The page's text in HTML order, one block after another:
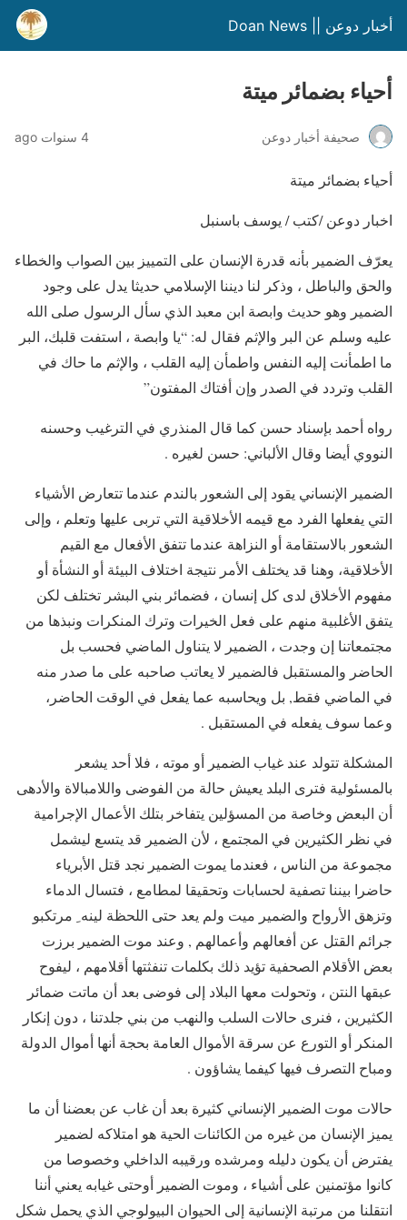
أخبار دوعن || Doan News
أحياء بضمائر ميتة
صحيفة أخبار دوعن 4 سنوات ago
أحياء بضمائر ميتة
اخبار دوعن /كتب / يوسف باسنبل
يعرّف الضمير بأنه قدرة الإنسان على التمييز بين الصواب والخطاء
والحق والباطل ، وذكر لنا ديننا الإسلامي حديثا يدل على وجود
الضمير وهو حديث وابصة ابن معبد الذي سأل الرسول صلى الله
عليه وسلم عن البر والإثم فقال له: “يا وابصة ، استفت قلبك، البر
ما اطمأنت إليه النفس واطمأن إليه القلب ، والإثم ما حاك في
القلب وتردد في الصدر وإن أفتاك المفتون”
رواه أحمد بإسناد حسن كما قال المنذري في الترغيب وحسنه
النووي أيضا وقال الألباني: حسن لغيره .
الضمير الإنساني يقود إلى الشعور بالندم عندما تتعارض الأشياء
التي يفعلها الفرد مع قيمه الأخلاقية التي تربى عليها وتعلم ، وإلى
الشعور بالاستقامة أو النزاهة عندما تتفق الأفعال مع القيم
الأخلاقية، وهنا قد يختلف الأمر نتيجة اختلاف البيئة أو النشأة أو
مفهوم الأخلاق لدى كل إنسان ، فضمائر بني البشر تختلف لكن
يتفق الأغلبية منهم على فعل الخيرات وترك المنكرات ونبذها من
مجتمعاتنا إن وجدت ، الضمير لا يتناول الماضي فحسب بل
الحاضر والمستقبل فالضمير لا يعاتب صاحبه على ما صدر منه
في الماضي فقط, بل ويحاسبه عما يفعل في الوقت الحاضر،
وعما سوف يفعله في المستقبل .
المشكلة تتولد عند غياب الضمير أو موته ، فلا أحد يشعر
بالمسئولية فترى البلد يعيش حالة من الفوضى واللامبالاة والأدهى
أن البعض وخاصة من المسؤلين يتفاخر بتلك الأعمال الإجرامية
في نظر الكثيرين في المجتمع ، لأن الضمير قد يتسع ليشمل
مجموعة من الناس ، فعندما يموت الضمير نجد قتل الأبرياء
حاضرا بيننا تصفية لحسابات وتحقيقا لمطامع ، فتسال الدماء
وتزهق الأرواح والضمير ميت ولم يعد حتى اللحظة لينه ِ مرتكبو
جرائم القتل عن أفعالهم وأعمالهم , وعند موت الضمير برزت
بعض الأقلام الصحفية تؤيد ذلك بكلمات تنفثتها أقلامهم ، ليفوح
عبقها النتن ، وتحولت معها البلاد إلى فوضى بعد أن ماتت ضمائر
الكثيرين ، فنرى حالات السلب والنهب من بني جلدتنا ، دون إنكار
المنكر أو التورع عن سرقة الأموال العامة بحجة أنها أموال الدولة
ومباح التصرف فيها كيفما يشاؤون .
حالات موت الضمير الإنساني كثيرة بعد أن غاب عن بعضنا أن ما
يميز الإنسان من غيره من الكائنات الحية هو امتلاكه لضمير
يفترض أن يكون دليله ومرشده ورقيبه الداخلي وخصوصا من
كانوا مؤتمنين على أشياء ، وموت الضمير أوحتى غيابه يعني أننا
انتقلنا من مرتبة الإنسانية إلى الحيوان البيولوجي الذي يحمل شكل